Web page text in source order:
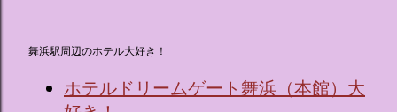
舞浜駅周辺のホテル大好き！
ホテルドリームゲート舞浜（本館）大